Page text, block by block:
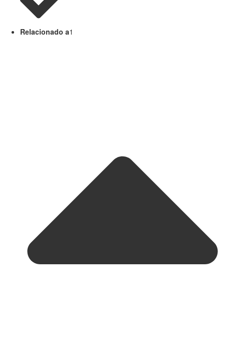
Relacionado a1